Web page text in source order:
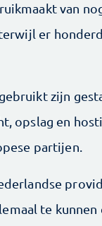
van
er
zijn
opslag en
partijen.
te